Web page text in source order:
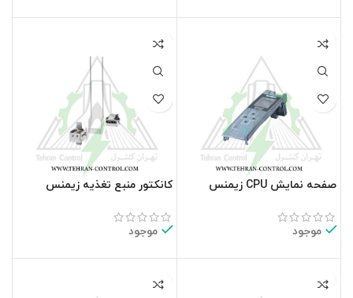
صفحه نمایش CPU زیمنس
موجود
کانکتور منبع تغذیه زیمنس
موجود